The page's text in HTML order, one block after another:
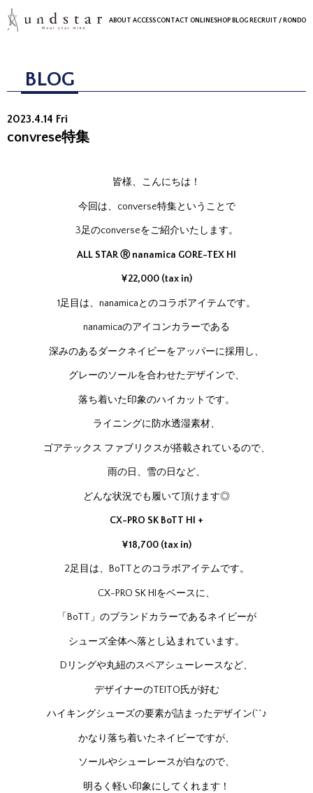
ABOUT ACCESSCONTACT ONLINESHOP BLOG RECRUIT / RONDO
BLOG
2023.4.14 Fri
convrese特集
皆様、こんにちは！
今回は、converse特集ということで
3足のconverseをご紹介いたします。
ALL STAR Ⓡ nanamica GORE-TEX HI
¥22,000 (tax in)
1足目は、nanamicaとのコラボアイテムです。
nanamicaのアイコンカラーである
深みのあるダークネイビーをアッパーに採用し、
グレーのソールを合わせたデザインで、
落ち着いた印象のハイカットです。
ライニングに防水透湿素材、
ゴアテックス ファブリクスが搭載されているので、
雨の日、雪の日など、
どんな状況でも履いて頂けます◎
CX-PRO SK BoTT HI +
¥18,700 (tax in)
2足目は、BoTTとのコラボアイテムです。
CX-PRO SK HIをベースに、
「BoTT」のブランドカラーであるネイビーが
シューズ全体へ落とし込まれています。
Dリングや丸紐のスペアシューレースなど、
デザイナーのTEITO氏が好む
ハイキングシューズの要素が詰まったデザイン(^^♪
かなり落ち着いたネイビーですが、
ソールやシューレースが白なので、
明るく軽い印象にしてくれます！